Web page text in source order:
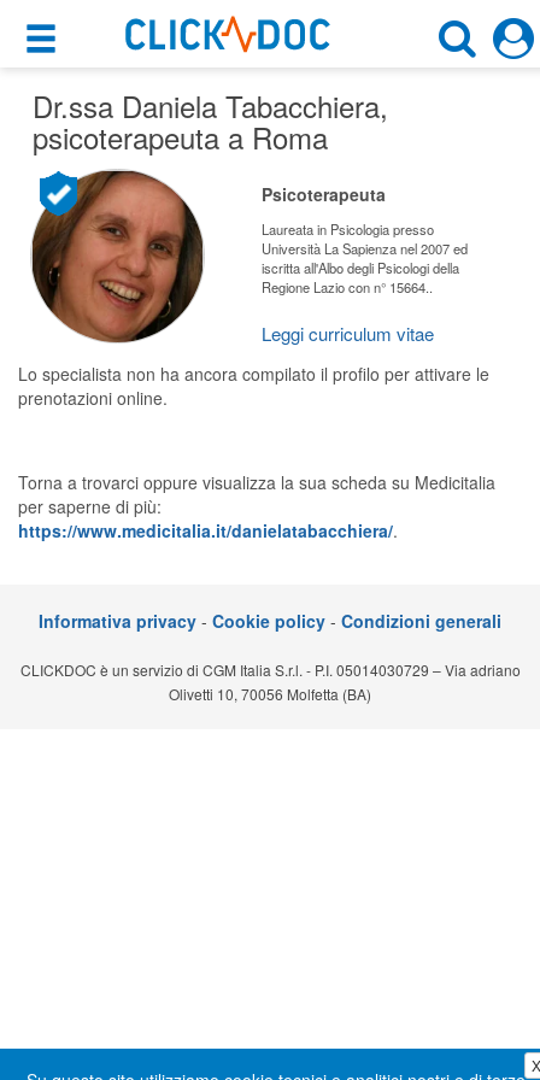
×
Motore di ricerca
×
Cerca uno specialista
Psicoterapeuta
Roma (RM)
CERCA
Cosa possiamo offrirti
Per i pazienti
Prenota una visita
Ricerca specialisti
Consulti online
Prenotazioni online
Planner e rubrica in cloud
Teleconsulto
Dr.ssa Daniela Tabacchiera,
psicoterapeuta a Roma
Psicoterapeuta
Laureata in Psicologia presso
Università La Sapienza nel 2007 ed
iscritta all'Albo degli Psicologi della
Regione Lazio con n° 15664..
Leggi curriculum vitae
Lo specialista non ha ancora compilato il profilo per attivare le
prenotazioni online.
Torna a trovarci oppure visualizza la sua scheda su Medicitalia
per saperne di più:
https://www.medicitalia.it/danielatabacchiera/.
X
Informativa privacy - Cookie policy - Condizioni generali
CLICKDOC è un servizio di CGM Italia S.r.l. - P.I. 05014030729 – Via adriano
Olivetti 10, 70056 Molfetta (BA)